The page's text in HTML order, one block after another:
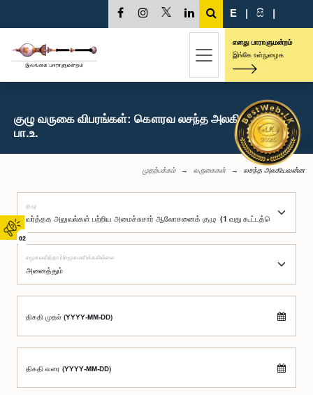
02
E | සි |
எனது பாராளுமன்றம்
இங்கே உள்நுழைக
குழு வருகை விபரங்கள்: கௌரவ லசந்த அலகியவன்ன,
பா.உ.
முதற்பக்கம் வருகைகள் லசந்த அலகியவன்ன
குழு
சமூகமளித்தார்/சமூகமளிக்கவில்லை
திகதி முதல் (YYYY-MM-DD)
திகதி வரை (YYYY-MM-DD)